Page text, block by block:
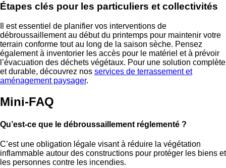
Étapes clés pour les particuliers et collectivités
Il est essentiel de planifier vos interventions de
débroussaillement au début du printemps pour maintenir votre
terrain conforme tout au long de la saison sèche. Pensez
également à inventorier les accès pour le matériel et à prévoir
l’évacuation des déchets végétaux. Pour une solution complète
et durable, découvrez nos services de terrassement et
aménagement paysager.
Mini-FAQ
Qu’est-ce que le débroussaillement réglementé ?
C’est une obligation légale visant à réduire la végétation
inflammable autour des constructions pour protéger les biens et
les personnes contre les incendies.